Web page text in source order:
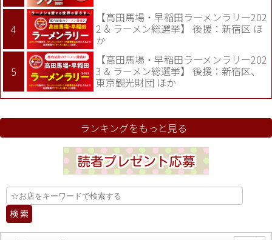
【高田馬場・早稲田ラーメンラリー202
2 & ラーメン総選挙】 後援：新宿区 ほ
か
【高田馬場・早稲田ラーメンラリー202
3 & ラーメン総選挙】 後援：新宿区、
東京観光財団 ほか
ランキングをもっと見る